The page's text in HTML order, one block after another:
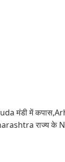
मंडी में
राज्य के